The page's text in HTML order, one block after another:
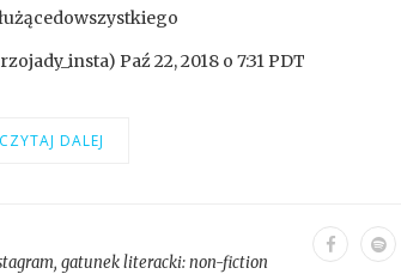
Paź 22, 2018 o 7:31 PDT
CZYTAJ DALEJ
, gatunek literacki:non-fiction